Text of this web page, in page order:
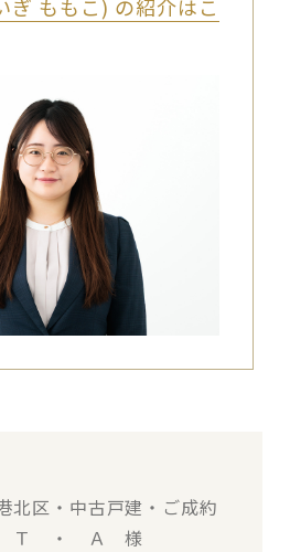
ぎ ももこ) の紹介はこ
北区・中古戸建・ご成約
） Ｔ ・ Ａ 様